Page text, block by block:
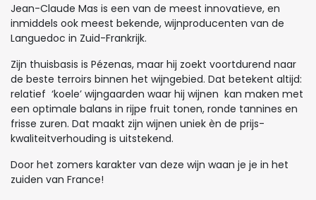
Jean-Claude Mas is een van de meest innovatieve, en
inmiddels ook meest bekende, wijnproducenten van de
Languedoc in Zuid-Frankrijk.
Zijn thuisbasis is Pézenas, maar hij zoekt voortdurend naar
de beste terroirs binnen het wijngebied. Dat betekent altijd:
relatief ‘koele’ wijngaarden waar hij wijnen kan maken met
een optimale balans in rijpe fruit tonen, ronde tannines en
frisse zuren. Dat maakt zijn wijnen uniek èn de prijs-
kwaliteitverhouding is uitstekend.
Door het zomers karakter van deze wijn waan je je in het
zuiden van France!